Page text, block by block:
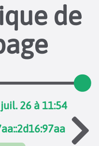
de
26 à 11:54